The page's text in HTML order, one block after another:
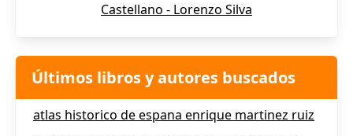
Castellano - Lorenzo Silva
Últimos libros y autores buscados
atlas historico de espana enrique martinez ruiz